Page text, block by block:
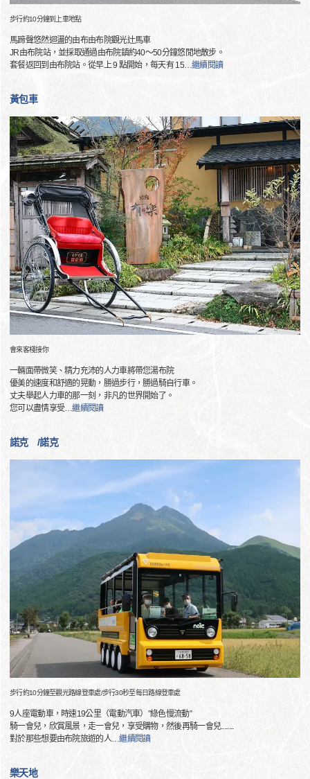
步行約10分鐘到上車地點
馬蹄聲悠然迴盪的由布由布院觀光辻馬車
JR由布院站，並採取通過由布院鎮約40〜50分鐘悠閒地散步。
套餐返回到由布院站。從早上 9 點開始，每天有 15…繼續閱讀
黃包車
會來客棧接你
一輛面帶微笑、精力充沛的人力車將帶您湯布院
優美的速度和舒適的晃動，勝過步行，勝過騎自行車。
丈夫舉起人力車的那一刻，非凡的世界開始了。
您可以盡情享受…繼續閱讀
諾克 /諾克
步行約10分鐘至觀光路線登車處/步行30秒至每日路線登車處
9人座電動車，時速19公里（電動汽車）”綠色慢流動”
騎一會兒，欣賞風景，走一會兒，享受購物，然後再騎一會兒........
對於那些想要由布院旅遊的人…繼續閱讀
樂天地